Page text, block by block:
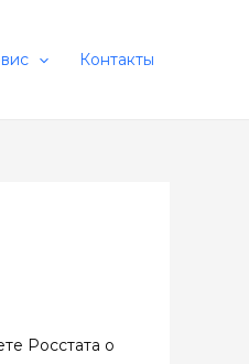
Контакты
Росстата о